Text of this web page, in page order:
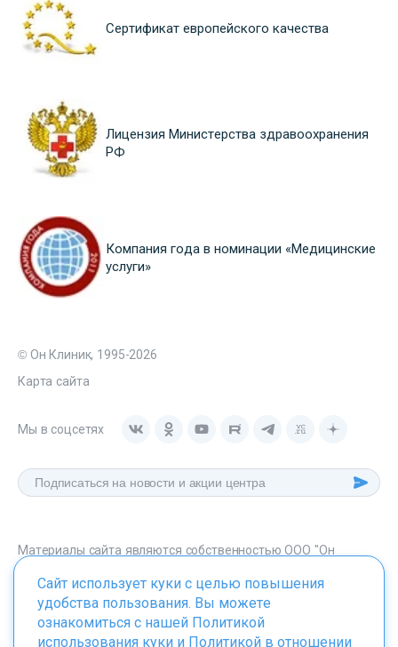
Сертификат европейского качества
Лицензия Министерства здравоохранения
РФ
Компания года в номинации «Медицинские
услуги»
© Он Клиник, 1995-2026
Карта сайта
Мы в соцсетях
Материалы сайта являются собственностью ООО "Он
onclinic.ru запрещено в соответствии со статьей 1259 ГК. РФ.
Сайт использует куки с целью повышения
удобства пользования. Вы можете
ознакомиться с нашей Политикой
использования куки и Политикой в отношении